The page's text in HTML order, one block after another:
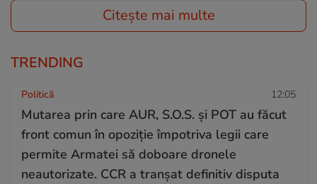
Citește mai multe
TRENDING
Politică 12:05
Mutarea prin care AUR, S.O.S. și POT au făcut
front comun în opoziție împotriva legii care
permite Armatei să doboare dronele
neautorizate. CCR a tranșat definitiv disputa